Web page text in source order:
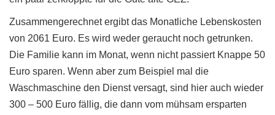
Zusammengerechnet ergibt das Monatliche Lebenskosten
von 2061 Euro. Es wird weder geraucht noch getrunken.
Die Familie kann im Monat, wenn nicht passiert Knappe 50
Euro sparen. Wenn aber zum Beispiel mal die
Waschmaschine den Dienst versagt, sind hier auch wieder
300 – 500 Euro fällig, die dann vom mühsam ersparten